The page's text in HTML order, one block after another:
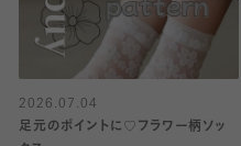
2026.07.04
足元のポイントに♡フラワー柄ソッ